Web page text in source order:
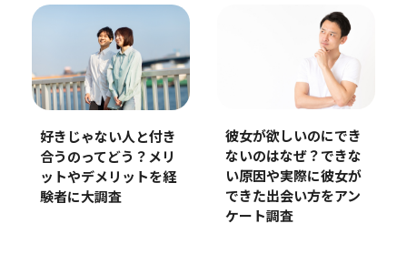
好きじゃない人と付き
合うのってどう？メリ
ットやデメリットを経
験者に大調査
彼女が欲しいのにでき
ないのはなぜ？できな
い原因や実際に彼女が
できた出会い方をアン
ケート調査